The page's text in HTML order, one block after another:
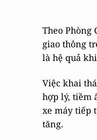
Theo Phòng
giao thông
là hệ quả
Việc khai
hợp lý, tiềm
xe máy tiếp
tăng.